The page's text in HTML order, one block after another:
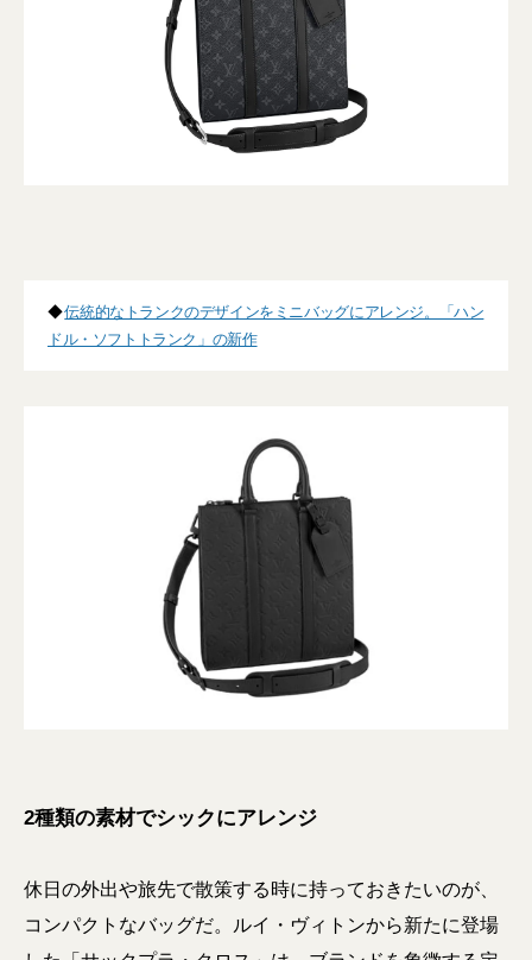
◆伝統的なトランクのデザインをミニバッグにアレンジ。「ハン
ドル・ソフトトランク」の新作
2種類の素材でシックにアレンジ
休日の外出や旅先で散策する時に持っておきたいのが、
コンパクトなバッグだ。ルイ・ヴィトンから新たに登場